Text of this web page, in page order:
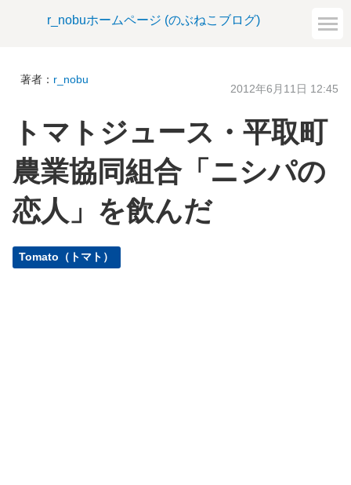
r_nobuホームページ (のぶねこブログ)
著者： r_nobu
2012年6月11日 12:45
トマトジュース・平取町
農業協同組合「ニシパの
恋人」を飲んだ
Tomato（トマト）